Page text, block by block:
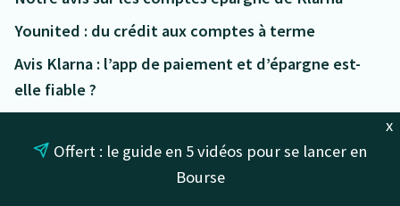
Younited : du crédit aux comptes à terme
Avis Klarna : l’app de paiement et d’épargne est-
elle fiable ?
Livret + de Fortuneo : notre avis
Investir dans le vin : un bon placement liquide ?
x
Offert : le guide en 5 vidéos pour se lancer en
Bourse